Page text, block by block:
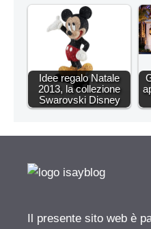
Idee regalo Natale
2013, la collezione
Swarovski Disney
Il presente sito web è